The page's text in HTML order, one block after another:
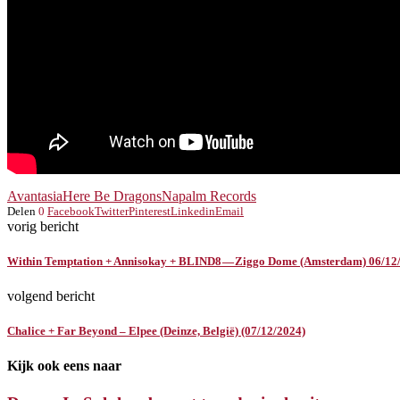
AvantasiaHere Be DragonsNapalm Records
Delen 0 FacebookTwitterPinterestLinkedinEmail
vorig bericht
Within Temptation + Annisokay + BLIND8 — Ziggo Dome (Amsterdam) 06/
volgend bericht
Chalice + Far Beyond – Elpee (Deinze, België) (07/12/2024)
Kijk ook eens naar